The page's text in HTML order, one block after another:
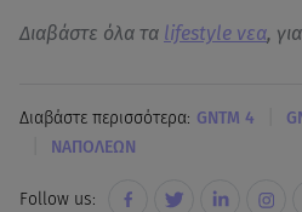
Διαβάστε όλα τα lifestyle νεα, για
Διαβάστε περισσότερα: GNTM 4
ΝΑΠΟΛΕΩΝ
Follow us: